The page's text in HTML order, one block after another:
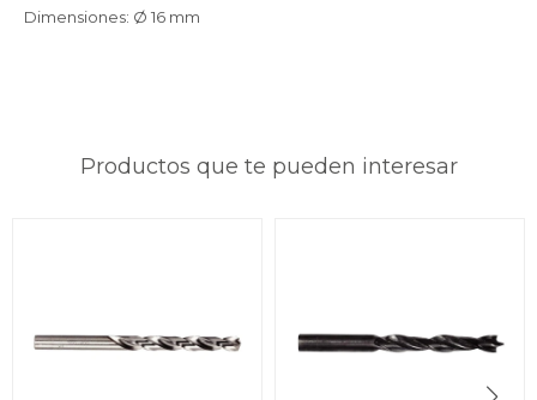
Dimensiones: Ø 16 mm
Productos que te pueden interesar